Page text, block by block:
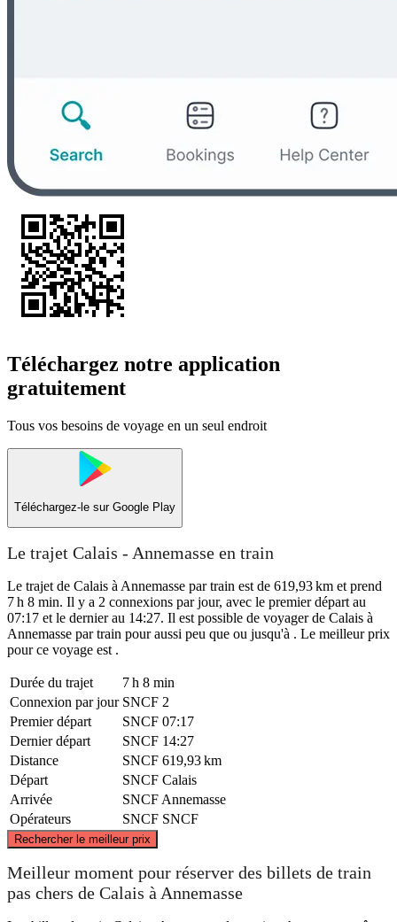
Téléchargez notre application
gratuitement
Tous vos besoins de voyage en un seul endroit
Téléchargez-le sur Google Play
Le trajet Calais - Annemasse en train
Le trajet de Calais à Annemasse par train est de 619,93 km et prend
7 h 8 min. Il y a 2 connexions par jour, avec le premier départ au
07:17 et le dernier au 14:27. Il est possible de voyager de Calais à
Annemasse par train pour aussi peu que ou jusqu'à . Le meilleur prix
pour ce voyage est .
Durée du trajet
7 h 8 min
Connexion par jour SNCF 2
Premier départ
SNCF 07:17
Dernier départ
SNCF 14:27
Distance
SNCF 619,93 km
Départ
SNCF Calais
Arrivée
SNCF Annemasse
Opérateurs
SNCF SNCF
Rechercher le meilleur prix
Meilleur moment pour réserver des billets de train
pas chers de Calais à Annemasse